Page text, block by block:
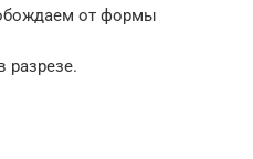
от формы
разрезе.